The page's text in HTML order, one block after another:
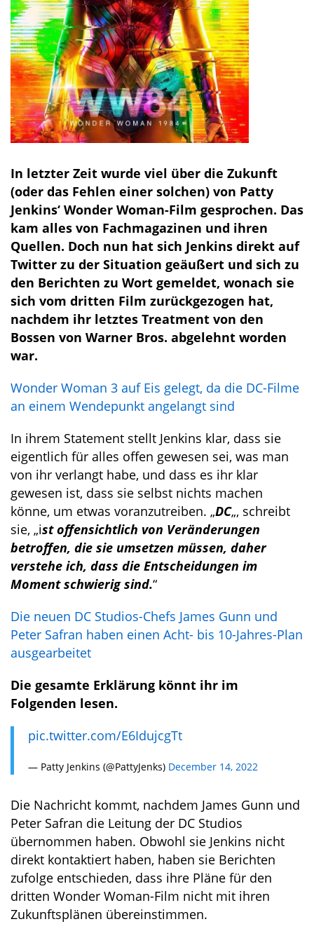
In letzter Zeit wurde viel über die Zukunft
(oder das Fehlen einer solchen) von Patty
Jenkins‘ Wonder Woman-Film gesprochen. Das
kam alles von Fachmagazinen und ihren
Quellen. Doch nun hat sich Jenkins direkt auf
Twitter zu der Situation geäußert und sich zu
den Berichten zu Wort gemeldet, wonach sie
sich vom dritten Film zurückgezogen hat,
nachdem ihr letztes Treatment von den
Bossen von Warner Bros. abgelehnt worden
war.
Wonder Woman 3 auf Eis gelegt, da die DC-Filme
an einem Wendepunkt angelangt sind
In ihrem Statement stellt Jenkins klar, dass sie
eigentlich für alles offen gewesen sei, was man
von ihr verlangt habe, und dass es ihr klar
gewesen ist, dass sie selbst nichts machen
könne, um etwas voranzutreiben. „DC„, schreibt
sie, „ist offensichtlich von Veränderungen
betroffen, die sie umsetzen müssen, daher
verstehe ich, dass die Entscheidungen im
Moment schwierig sind.“
Die neuen DC Studios-Chefs James Gunn und
Peter Safran haben einen Acht- bis 10-Jahres-Plan
ausgearbeitet
Die gesamte Erklärung könnt ihr im
Folgenden lesen.
pic.twitter.com/E6IdujcgTt
— Patty Jenkins (@PattyJenks) December 14, 2022
Die Nachricht kommt, nachdem James Gunn und
Peter Safran die Leitung der DC Studios
übernommen haben. Obwohl sie Jenkins nicht
direkt kontaktiert haben, haben sie Berichten
zufolge entschieden, dass ihre Pläne für den
dritten Wonder Woman-Film nicht mit ihren
Zukunftsplänen übereinstimmen.